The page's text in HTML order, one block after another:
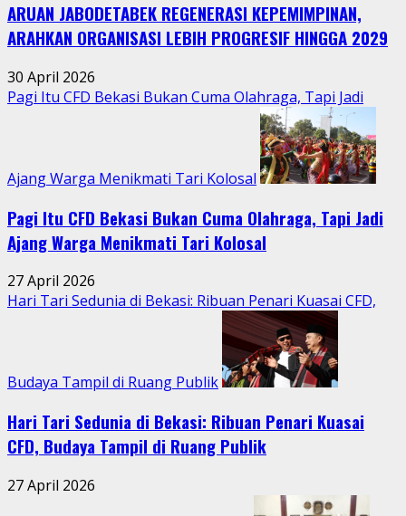
Warga
Jatimurni
di
Tengah
Aktivitas
Perkotaan
ARUAN JABODETABEK REGENERASI KEPEMIMPINAN,
ARAHKAN ORGANISASI LEBIH PROGRESIF HINGGA 2029
30 April 2026
Pagi Itu CFD Bekasi Bukan Cuma Olahraga, Tapi Jadi
Ajang Warga Menikmati Tari Kolosal
Pagi Itu CFD Bekasi Bukan Cuma Olahraga, Tapi Jadi
Ajang Warga Menikmati Tari Kolosal
27 April 2026
Hari Tari Sedunia di Bekasi: Ribuan Penari Kuasai CFD,
Budaya Tampil di Ruang Publik
Hari Tari Sedunia di Bekasi: Ribuan Penari Kuasai
CFD, Budaya Tampil di Ruang Publik
27 April 2026